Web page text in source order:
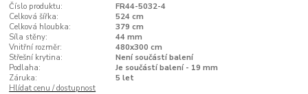
Číslo produktu:
FR44-5032-4
Celková šířka:
524 cm
Celková hloubka:
379 cm
Síla stěny:
44 mm
Vnitřní rozměr:
480x300 cm
Střešní krytina:
Není součástí balení
Podlaha:
Je součástí balení - 19 mm
Záruka:
5 let
Hlídat cenu / dostupnost